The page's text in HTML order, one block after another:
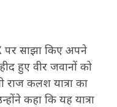
पर साझा किए अपने
हुए वीर जवानों को
राज कलश यात्रा का
कहा कि यह यात्रा